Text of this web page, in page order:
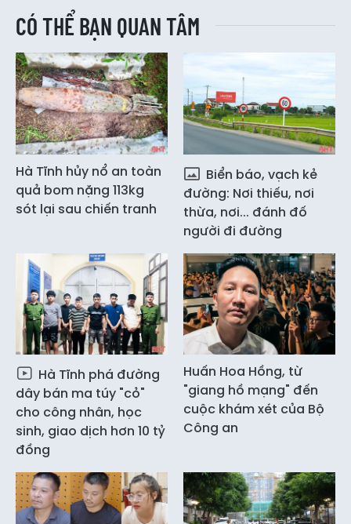
CÓ THỂ BẠN QUAN TÂM
Hà Tĩnh hủy nổ an toàn
quả bom nặng 113kg
sót lại sau chiến tranh
Biển báo, vạch kẻ
đường: Nơi thiếu, nơi
thừa, nơi... đánh đố
người đi đường
Hà Tĩnh phá đường
dây bán ma túy "cỏ"
cho công nhân, học
sinh, giao dịch hơn 10 tỷ
đồng
Huấn Hoa Hồng, từ
"giang hồ mạng" đến
cuộc khám xét của Bộ
Công an